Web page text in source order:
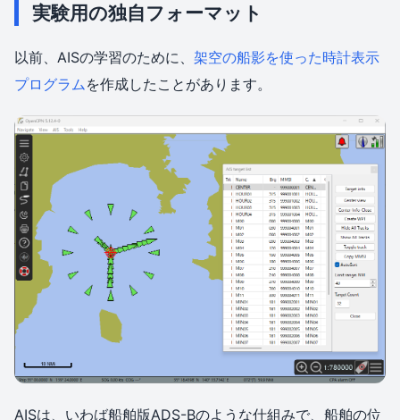
実験用の独自フォーマット
以前、AISの学習のために、 架空の船影を使った時計表示
プログラムを作成したことがあります。
AISは、いわば船舶版ADS-Bのような仕組みで、船舶の位